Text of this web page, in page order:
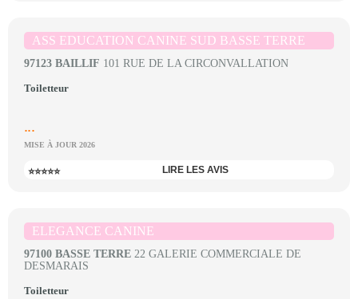
ASS EDUCATION CANINE SUD BASSE TERRE
97123 BAILLIF 101 RUE DE LA CIRCONVALLATION
Toiletteur
...
MISE À JOUR 2026
⭐⭐⭐⭐⭐ LIRE LES AVIS
ELEGANCE CANINE
97100 BASSE TERRE 22 GALERIE COMMERCIALE DE
DESMARAIS
Toiletteur